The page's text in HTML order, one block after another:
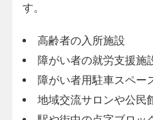
す。
高齢者の入所施設
障がい者の就労支援施
障がい者用駐車スペー
地域交流サロンや公民